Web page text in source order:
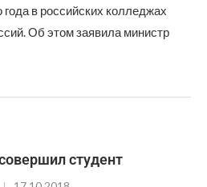
в российских колледжах
Об этом заявила министр
студент